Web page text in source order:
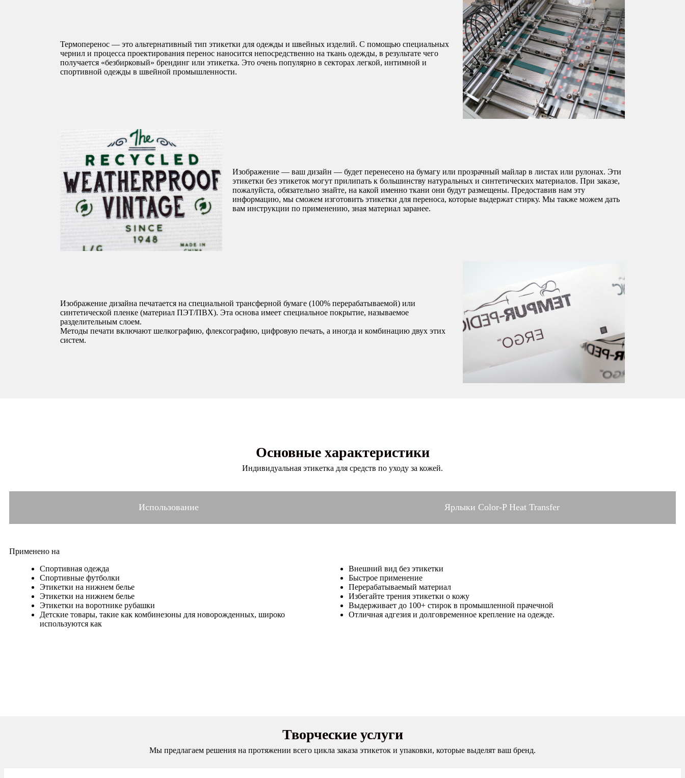
Термоперенос — это альтернативный тип этикетки для одежды и швейных изделий. С помощью специальных
чернил и процесса проектирования перенос наносится непосредственно на ткань одежды, в результате чего
получается «безбирковый» брендинг или этикетка. Это очень популярно в секторах легкой, интимной и
спортивной одежды в швейной промышленности.
Изображение — ваш дизайн — будет перенесено на бумагу или прозрачный майлар в листах или рулонах. Эти
этикетки без этикеток могут прилипать к большинству натуральных и синтетических материалов. При заказе,
пожалуйста, обязательно знайте, на какой именно ткани они будут размещены. Предоставив нам эту
информацию, мы сможем изготовить этикетки для переноса, которые выдержат стирку. Мы также можем дать
вам инструкции по применению, зная материал заранее.
Изображение дизайна печатается на специальной трансферной бумаге (100% перерабатываемой) или
синтетической пленке (материал ПЭТ/ПВХ). Эта основа имеет специальное покрытие, называемое
разделительным слоем.
Методы печати включают шелкографию, флексографию, цифровую печать, а иногда и комбинацию двух этих
систем.
Основные характеристики
Индивидуальная этикетка для средств по уходу за кожей.
Использование Ярлыки Color-P Heat Transfer
Применено на
Спортивная одежда
Спортивные футболки
Этикетки на нижнем белье
Этикетки на нижнем белье
Этикетки на воротнике рубашки
Детские товары, такие как комбинезоны для новорожденных, широко
используются как
Внешний вид без этикетки
Быстрое применение
Перерабатываемый материал
Избегайте трения этикетки о кожу
Выдерживает до 100+ стирок в промышленной прачечной
Отличная адгезия и долговременное крепление на одежде.
Творческие услуги
Мы предлагаем решения на протяжении всего цикла заказа этикеток и упаковки, которые выделят ваш бренд.